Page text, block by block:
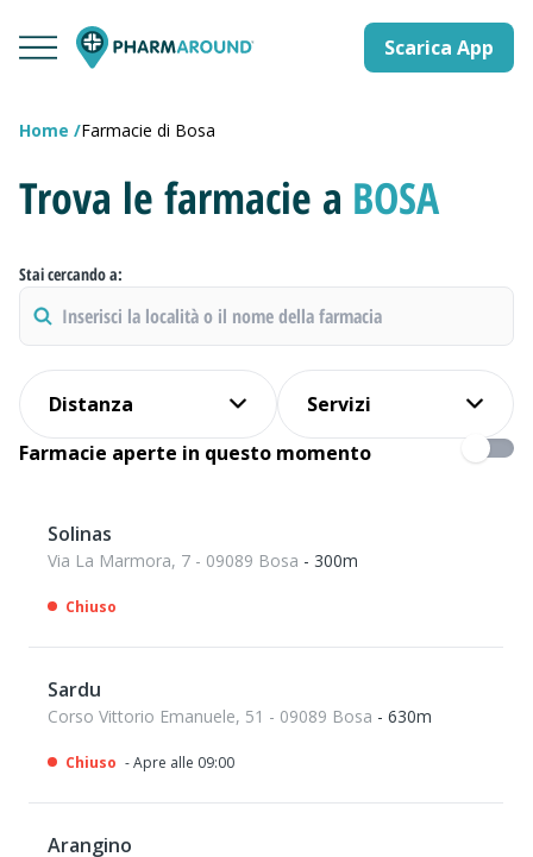
Scarica App
Home Farmacie di Bosa
Trova le farmacie a BOSA
Stai cercando a:
Distanza
Servizi
Farmacie aperte in questo momento
Solinas
Via La Marmora, 7 - 09089 Bosa - 300m
Chiuso
Sardu
Corso Vittorio Emanuele, 51 - 09089 Bosa - 630m
Chiuso - Apre alle 09:00
Arangino